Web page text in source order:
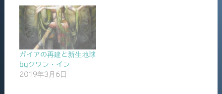
ガイアの再建と新生地球
byクワン・イン
2019年3月6日